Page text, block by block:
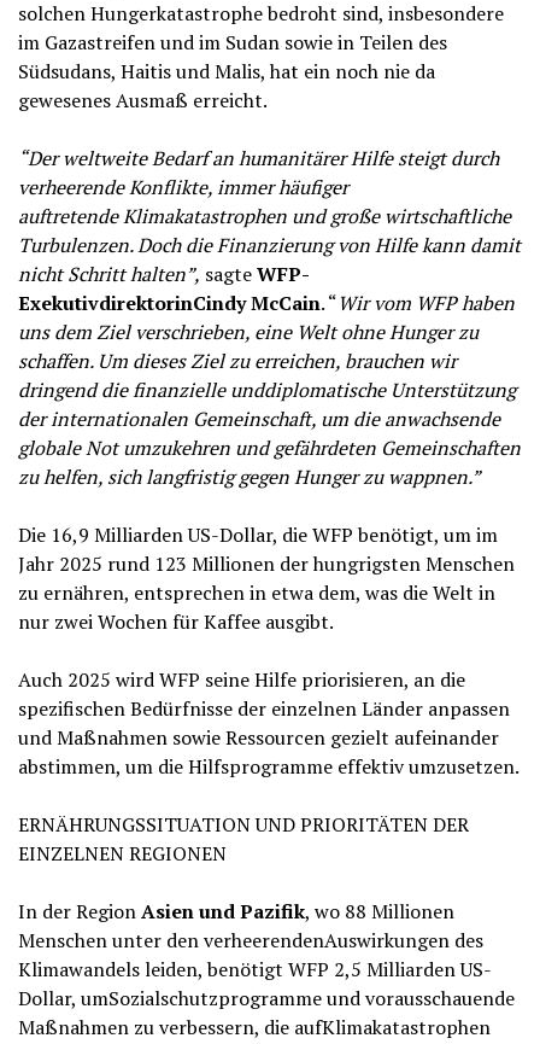
solchen Hungerkatastrophe bedroht sind, insbesondere
im Gazastreifen und im Sudan sowie in Teilen des
Südsudans, Haitis und Malis, hat ein noch nie da
gewesenes Ausmaß erreicht.
“Der weltweite Bedarf an humanitärer Hilfe steigt durch
verheerende Konflikte, immer häufiger
auftretende Klimakatastrophen und große wirtschaftliche
Turbulenzen. Doch die Finanzierung von Hilfe kann damit
nicht Schritt halten”, sagteWFP-
ExekutivdirektorinCindy McCain. “Wir vom WFP haben
uns dem Ziel verschrieben, eine Welt ohne Hunger zu
schaffen. Um dieses Ziel zu erreichen, brauchen wir
dringend die finanzielle unddiplomatische Unterstützung
der internationalen Gemeinschaft, um die anwachsende
globale Not umzukehren und gefährdeten Gemeinschaften
zu helfen, sich langfristig gegen Hunger zu wappnen.”
Die 16,9 Milliarden US-Dollar, die WFP benötigt, um im
Jahr 2025 rund 123 Millionen der hungrigsten Menschen
zu ernähren, entsprechen in etwa dem, was die Welt in
nur zwei Wochen für Kaffee ausgibt.
Auch 2025 wird WFP seine Hilfe priorisieren, an die
spezifischen Bedürfnisse der einzelnen Länder anpassen
und Maßnahmen sowie Ressourcen gezielt aufeinander
abstimmen, um die Hilfsprogramme effektiv umzusetzen.
ERNÄHRUNGSSITUATION UND PRIORITÄTEN DER
EINZELNEN REGIONEN
In der RegionAsien und Pazifik, wo 88 Millionen
Menschen unter den verheerendenAuswirkungen des
Klimawandels leiden, benötigt WFP 2,5 Milliarden US-
Dollar, umSozialschutzprogramme und vorausschauende
Maßnahmen zu verbessern, die aufKlimakatastrophen